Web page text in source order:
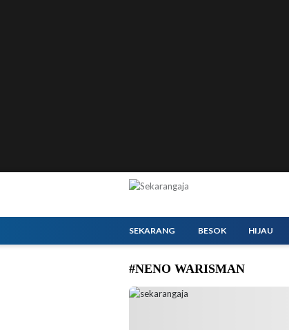
SEKARANG BESOK HIJAU
#NENO WARISMAN
Malam Anugerah SANFFEST 2025 di